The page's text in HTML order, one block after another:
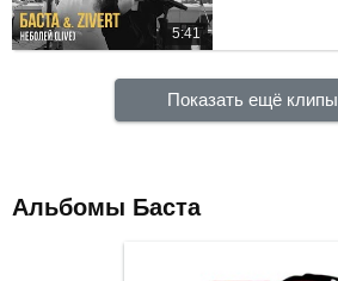
5:41
Показать ещё клипы
Альбомы Баста